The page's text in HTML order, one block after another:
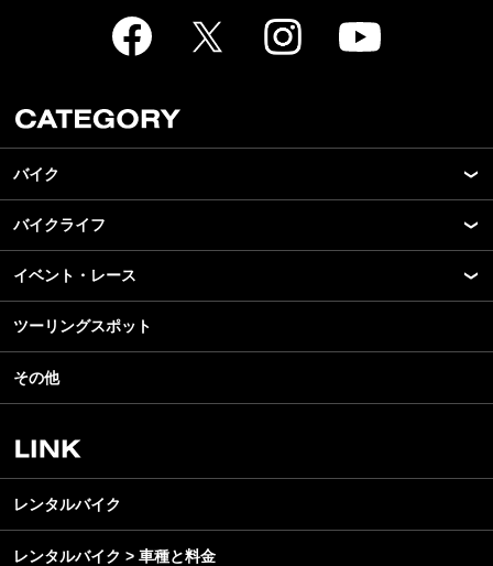
バイク
New Model Show
モデル情報
カスタマイズパーツ
テクノロジー
名車・旧車
ビジネス
バイクライフ
アプリ
ライディングギア
ツーリング
アウトドア
レンタルバイク
イベント・レース
モータースポーツ
イベント
スクール・レッスン
ツーリングスポット
その他
レンタルバイク
レンタルバイク > 車種と料金